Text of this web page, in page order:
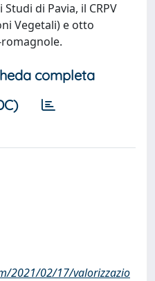
di Pavia, il CRPV
Vegetali) e otto
completa
2021/02/17/valorizzazio